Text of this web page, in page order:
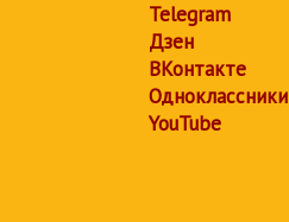
Telegram
Дзен
ВКонтакте
Одноклассники
YouTube